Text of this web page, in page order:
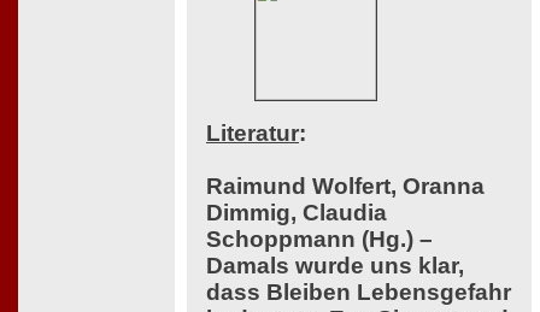
Literatur:
Raimund Wolfert, Oranna
Dimmig, Claudia
Schoppmann (Hg.) –
Damals wurde uns klar,
dass Bleiben Lebensgefahr